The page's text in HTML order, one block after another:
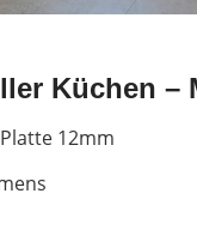
Küchen –
12mm